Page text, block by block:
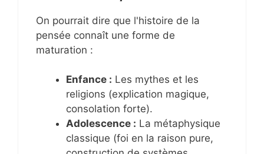
On pourrait dire que l'histoire de la
pensée connaît une forme de
maturation :
Enfance : Les mythes et les
religions (explication magique,
consolation forte).
Adolescence : La métaphysique
classique (foi en la raison pure,